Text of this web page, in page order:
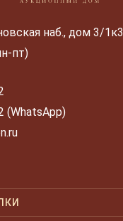
наб., дом 3/1к3
пт)
(WhatsApp)